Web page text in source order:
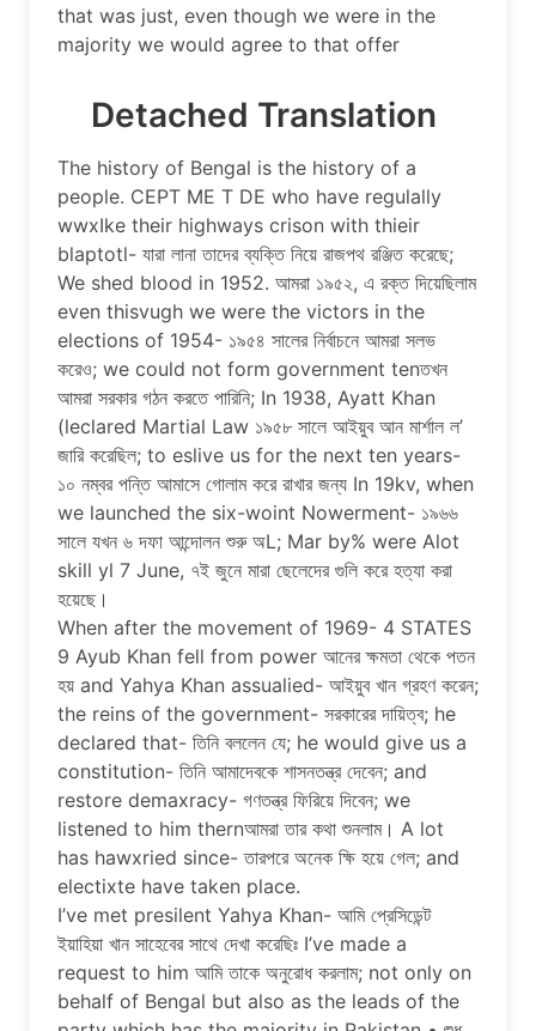
that was just, even though we were in the
majority we would agree to that offer
Detached Translation
The history of Bengal is the history of a
people. CEPT ME T DE who have regulally
wwxIke their highways crison with thieir
blaptotl- যারা লানা তাদের ব্যক্তি নিয়ে রাজপথ রঞ্জিত করেছে;
We shed blood in 1952. আমরা ১৯৫২, এ রক্ত দিয়েছিলাম
even thisvugh we were the victors in the
elections of 1954- ১৯৫৪ সালের নির্বাচনে আমরা সলভ
করেও; we could not form government tenতখন
আমরা সরকার গঠন করতে পারিনি; In 1938, Ayatt Khan
(leclared Martial Law ১৯৫৮ সালে আইয়ুব আন মার্শাল ল’
জারি করেছিল; to eslive us for the next ten years-
১০ নম্বর পন্তি আমাসে গােলাম করে রাখার জন্য In 19kv, when
we launched the six-woint Nowerment- ১৯৬৬
সালে যখন ৬ দফা আন্দোলন শুরু অL; Mar by% were Alot
skill yl 7 June, ৭ই জুনে মারা ছেলেদের গুলি করে হত্যা করা
হয়েছে।
When after the movement of 1969- 4 STATES
9 Ayub Khan fell from power আনের ক্ষমতা থেকে পতন
হয় and Yahya Khan assualied- আইয়ুব খান গ্রহণ করেন;
the reins of the government- সরকারের দায়িত্ব; he
declared that- তিনি বললেন যে; he would give us a
constitution- তিনি আমাদেবকে শাসনতন্ত্র দেবেন; and
restore demaxracy- গণতন্ত্র ফিরিয়ে দিবেন; we
listened to him thernআমরা তার কথা শুনলাম। A lot
has hawxried since- তারপরে অনেক ক্ষি হয়ে গেল; and
electixte have taken place.
I’ve met presilent Yahya Khan- আমি প্রেসিডেন্ট
ইয়াহিয়া খান সাহেবের সাথে দেখা করেছিঃ I’ve made a
request to him আমি তাকে অনুরােধ করলাম; not only on
behalf of Bengal but also as the leads of the